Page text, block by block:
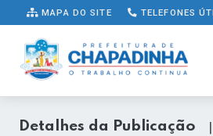
MAPA DO SITE TELEFONES
Detalhes da Publicação |